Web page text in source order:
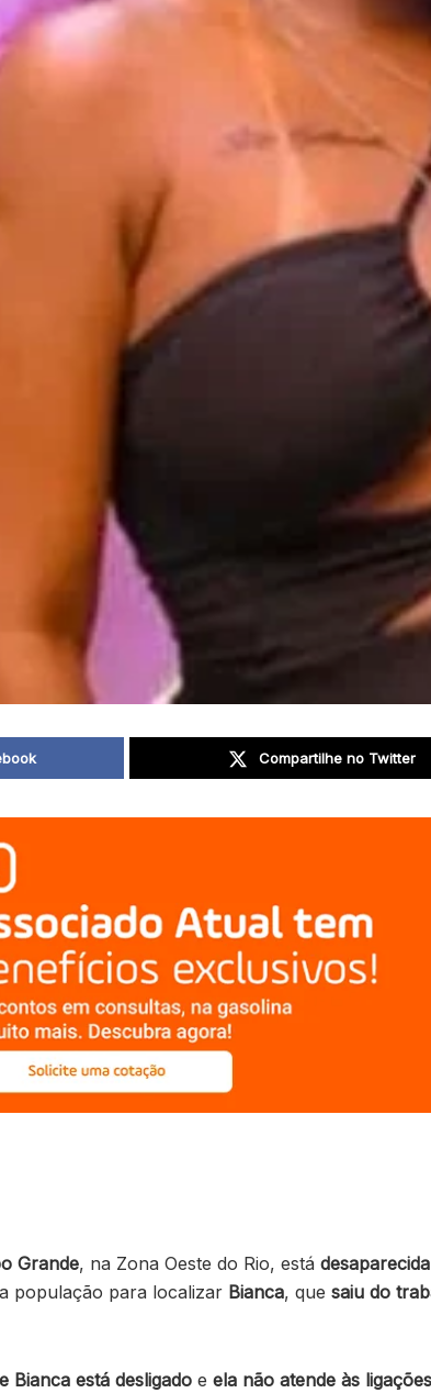
Compartilhe no Twitter
Grande, na Zona Oeste do Rio, está
população para localizar Bianca, que saiu do
Bianca está desligado e ela não atende às ligações